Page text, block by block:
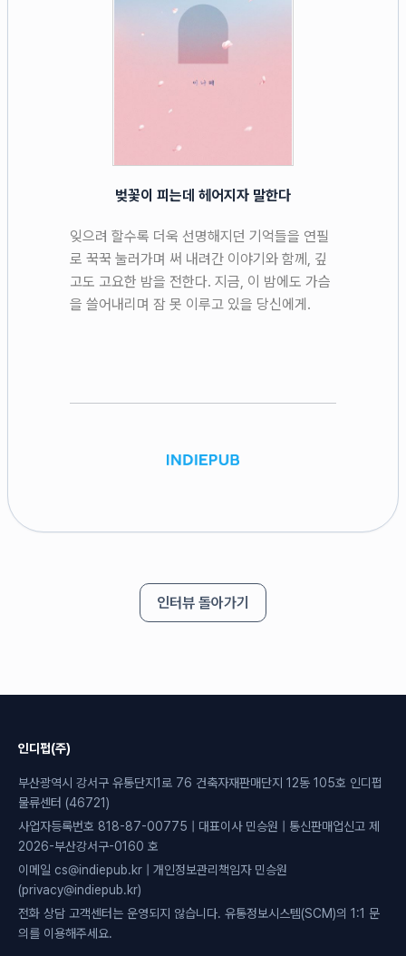
벚꽃이 피는데 헤어지자 말한다
잊으려 할수록 더욱 선명해지던 기억들을 연필
로 꾹꾹 눌러가며 써 내려간 이야기와 함께, 깊
고도 고요한 밤을 전한다. 지금, 이 밤에도 가슴
을 쓸어내리며 잠 못 이루고 있을 당신에게.
인터뷰 돌아가기
인디펍(주)
부산광역시 강서구 유통단지1로 76 건축자재판매단지 12동 105호 인디펍
물류센터 (46721)
사업자등록번호 818-87-00775 | 대표이사 민승원 | 통신판매업신고 제
2026-부산강서구-0160 호
이메일 cs@indiepub.kr | 개인정보관리책임자 민승원
(privacy@indiepub.kr)
전화 상담 고객센터는 운영되지 않습니다. 유통정보시스템(SCM)의 1:1 문
의를 이용해주세요.